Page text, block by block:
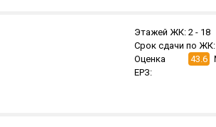
Этажей ЖК: 2 - 18
Срок сдачи по ЖК:
Оценка
ЕРЗ:
43.6